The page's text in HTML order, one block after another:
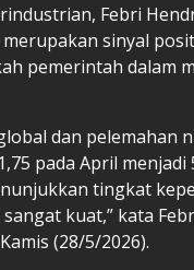
Febri
merupakan sinyal
pemerintah dalam
dan pelemahan
pada April menjadi
tingkat
kuat,” kata
(28/5/2026).